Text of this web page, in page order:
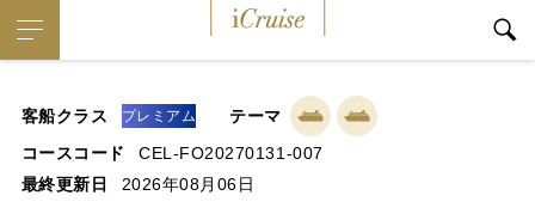
客船クラス プレミアム
テーマ
コースコード
CEL-FO20270131-007
最終更新日
2026年08月06日